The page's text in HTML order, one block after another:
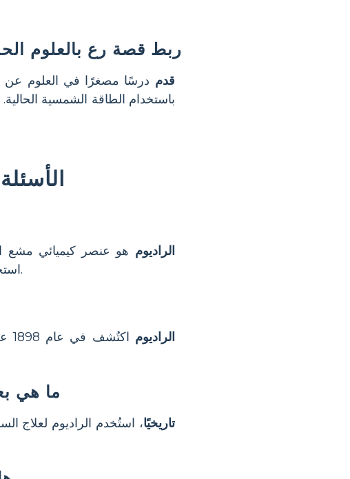
ربط قصة رع بالعلوم
قدم درسًا مصغرًا في العلوم عن
باستخدام الطاقة الشمسية
الراديوم
استخدامه في العلاجات المبكرة للسرطان ودوره التاريخي في فهم النشاط الإشعاعي.
الراديوم اكتُشف في عام 1898 على يد
ما هي
تاريخيًا، استُخدم الراديوم لعلاج